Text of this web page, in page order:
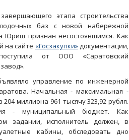
этапа строительства
баз с новой набережной
Юриш признан несостоявшимся. Как
на сайте «Госзакупки»документации,
от ООО «Саратовский
управление по инженерной
Начальная - максимальная -
миллиона 961 тысячу 323,92 рубля.
- муниципальный бюджет. Как
задании, исполнитель должен, в
кабины, обследовать дно